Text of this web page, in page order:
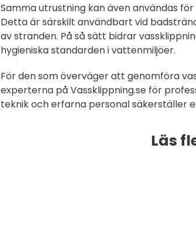
Samma utrustning kan även användas
Detta är särskilt användbart vid
av stranden. På så sätt bidrar
hygieniska standarden i vattenmiljöer.
För den som överväger att genomföra
experterna på Vassklippning.se för
teknik och erfarna personal säkerställer
Läs